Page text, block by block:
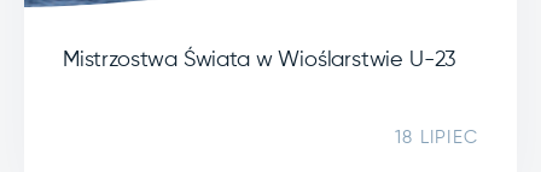
Mistrzostwa Świata w Wioślarstwie U-23
18 LIPIEC